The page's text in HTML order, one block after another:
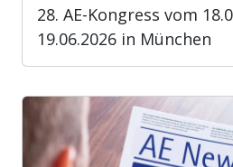
28. AE-Kongress vom
19.06.2026 in München